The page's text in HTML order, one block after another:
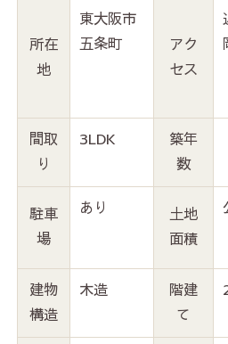
所在
地
東大阪市
五条町
アク
セス
間取
り
3LDK
築年
数
駐車
場
あり
土地
面積
建物
構造
木造
階建
て